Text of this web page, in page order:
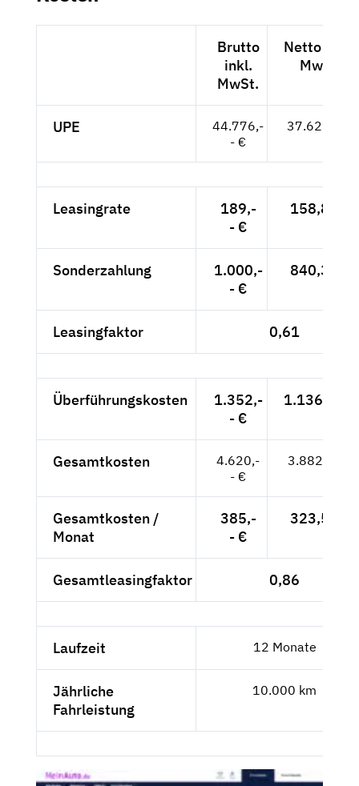
Brutto
inkl.
MwSt.
Netto exkl.
MwSt.
UPE
44.776,-
- €
37.627,-- €
Leasingrate
189,-
- €
158,82 €
Sonderzahlung
1.000,-
- €
840,34 €
Leasingfaktor 0,61
Überführungskosten
1.352,-
- €
1.136,13 €
Gesamtkosten
4.620,-
- €
3.882,35 €
Gesamtkosten /
Monat
385,-
- €
323,53 €
Gesamtleasingfaktor 0,86
Laufzeit 12 Monate
Jährliche
Fahrleistung
10.000 km